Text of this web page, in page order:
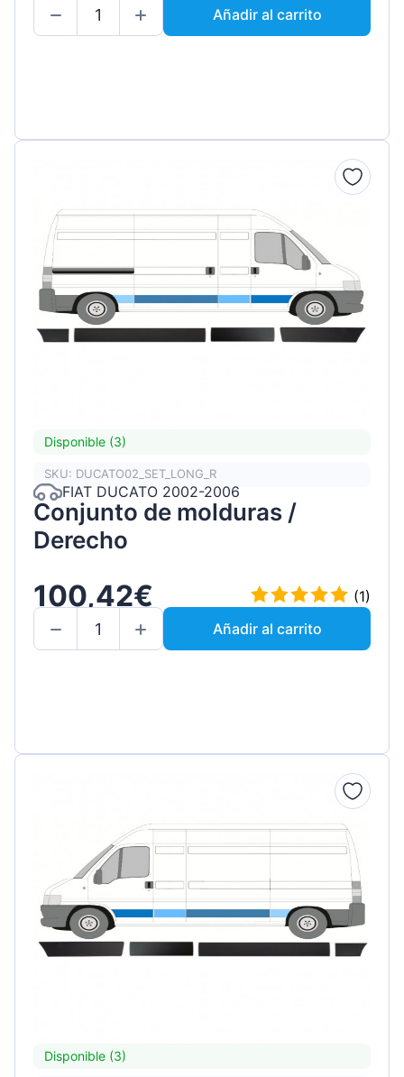
Añadir al carrito
Disponible (3)
SKU: DUCATO02_SET_LONG_R
FIAT DUCATO 2002-2006
Conjunto de molduras /
Derecho
100,42€
(1)
Añadir al carrito
Disponible (3)